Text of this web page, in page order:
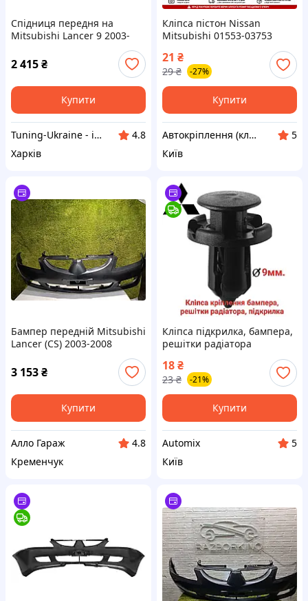
Спідниця передня на
Mitsubishi Lancer 9 2003-
2009 Накладка на передний
бампер Митсубиси Лансер
9
2 415₴
Купити
Tuning-Ukraine - інтернет магазин для тюнінгу автомобілів
4.8
Харків
Кліпса пістон Nissan
Mitsubishi 01553-03753
підкрилка, обшивки салону,
молдингів, кріплення
кузова
21 ₴
29 ₴ -27%
Купити
Автокріплення (кліпси/андапки), роз'єми (фішки), вентиля колес, термоусадки, автоаксесуари та ін.
5
Київ
Бампер передній Mitsubishi
Lancer (CS) 2003-2008
523307
3 153₴
Купити
Алло Гараж
4.8
Кременчук
Кліпса підкрилка, бампера,
решітки радіатора
Mitsubishi, Honda, Nissan,
Infiniti, MR200300
18₴
23 ₴ -21%
Купити
Automix
5
Київ